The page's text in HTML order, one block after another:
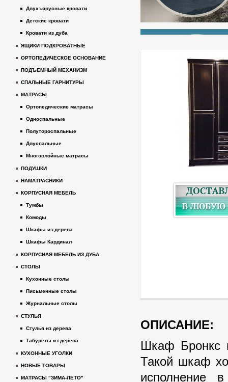
ОПИСАНИЕ:
Шкаф Бронкс
Такой шкаф
исполнение
Двухъярусные кровати
Детские кровати
Кровати из дуба
ЯЩИКИ ПОДКРОВАТНЫЕ
ОРТОПЕДИЧЕСКОЕ ОСНОВАНИЕ
ПОДЪЕМНЫЙ МЕХАНИЗМ
СПАЛЬНЫЕ ГАРНИТУРЫ
МАТРАСЫ
Ортопедические матрасы
Односпальные
Полутороспальные
Двуспальные
Многослойные матрасы
ПОДУШКИ
НАМАТРАСНИКИ
КОРПУСНАЯ МЕБЕЛЬ
Тумбы
Комоды
Шкафы из дерева
Шкафы Кардинал
КОРПУСНАЯ МЕБЕЛЬ ИЗ ДУБА
СТОЛЫ
Кухонные столы
Письменные столы
Журнальные столы
СТУЛЬЯ
Стулья из дерева
Табуреты из дерева
КУХОННЫЕ УГОЛКИ
НОВЫЕ ТОВАРЫ
МАТРАСЫ "ЗИМА-ЛЕТО"